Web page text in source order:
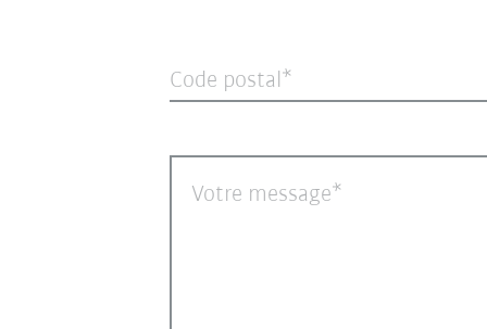
Code postal
Votre message